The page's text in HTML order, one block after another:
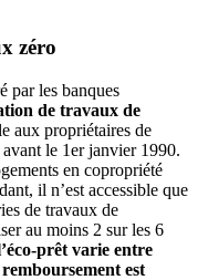
zéro
par les banques
de travaux de
aux propriétaires de
le 1er janvier 1990.
en copropriété
il n’est accessible que
de travaux de
au moins 2 sur les 6
prêt varie entre
est